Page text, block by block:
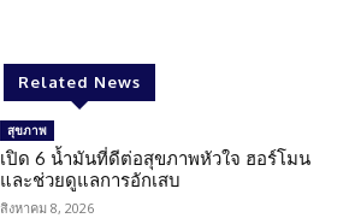
Related News
สุขภาพ
เปิด 6 น้ำมันที่ดีต่อสุขภาพหัวใจ ฮอร์โมน
และช่วยดูแลการอักเสบ
สิงหาคม 8, 2026